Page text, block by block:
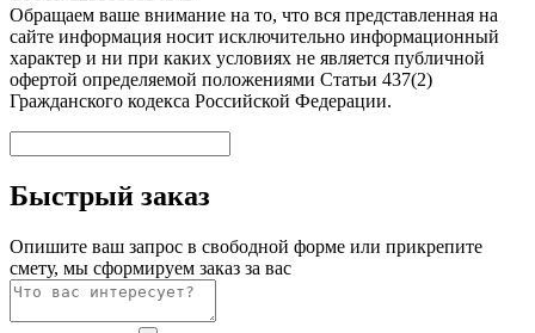
Обращаем ваше внимание на то, что вся представленная на
сайте информация носит исключительно информационный
характер и ни при каких условиях не является публичной
офертой определяемой положениями Статьи 437(2)
Гражданского кодекса Российской Федерации.
Быстрый заказ
Опишите ваш запрос в свободной форме или прикрепите
смету, мы сформируем заказ за вас